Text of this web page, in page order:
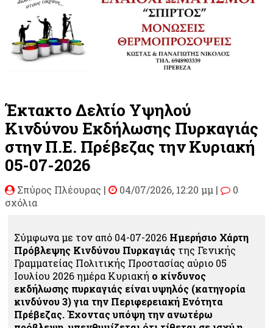
Έκτακτο Δελτίο Υψηλού
Κινδύνου Εκδήλωσης Πυρκαγιάς
στην Π.Ε. Πρέβεζας την Κυριακή
05-07-2026
Σπύρος Πλέουρας | 04/07/2026, 12:20 μμ |
0
σχόλια
Σύμφωνα με τον από 04-07-2026 Ημερήσιο Χάρτη
Πρόβλεψης Κινδύνου Πυρκαγιάς της Γενικής
Γραμματείας Πολιτικής Προστασίας αύριο 05
Ιουλίου 2026 ημέρα Κυριακή ο κίνδυνος
εκδήλωσης πυρκαγιάς είναι υψηλός (κατηγορία
κινδύνου 3) για την Περιφερειακή Ενότητα
Πρέβεζας. Έχοντας υπόψη την ανωτέρω